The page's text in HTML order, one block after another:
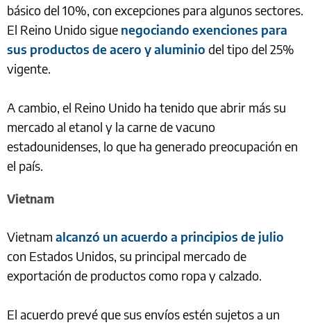
básico del 10%, con excepciones para algunos sectores.
El Reino Unido sigue negociando exenciones para
sus productos de acero y aluminio del tipo del 25%
vigente.
A cambio, el Reino Unido ha tenido que abrir más su
mercado al etanol y la carne de vacuno
estadounidenses, lo que ha generado preocupación en
el país.
Vietnam
Vietnam alcanzó un acuerdo a principios de julio
con Estados Unidos, su principal mercado de
exportación de productos como ropa y calzado.
El acuerdo prevé que sus envíos estén sujetos a un